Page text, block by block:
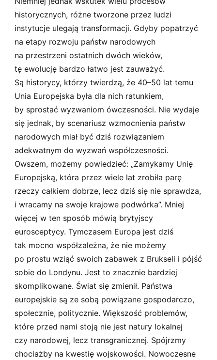
historycznych, różne tworzone przez ludzi
instytucje ulegają transformacji. Gdyby popatrzyć
na etapy rozwoju państw narodowych
na przestrzeni ostatnich dwóch wieków,
tę ewolucję bardzo łatwo jest zauważyć.
Są historycy, którzy twierdzą, że 40–50 lat temu
Unia Europejska była dla nich ratunkiem,
by sprostać wyzwaniom ówczesności. Nie wydaje
się jednak, by scenariusz wzmocnienia państw
narodowych miał być dziś rozwiązaniem
adekwatnym do wyzwań współczesności.
Owszem, możemy powiedzieć: „Zamykamy Unię
Europejską, która przez wiele lat zrobiła parę
rzeczy całkiem dobrze, lecz dziś się nie sprawdza,
i wracamy na swoje krajowe podwórka”. Mniej
więcej w ten sposób mówią brytyjscy
eurosceptycy. Tymczasem Europa jest dziś
tak mocno współzależna, że nie możemy
po prostu wziąć swoich zabawek z Brukseli i pójść
sobie do Londynu. Jest to znacznie bardziej
skomplikowane. Świat się zmienił. Państwa
europejskie są ze sobą powiązane gospodarczo,
społecznie, politycznie. Większość problemów,
które przed nami stoją nie jest natury lokalnej
czy narodowej, lecz transgranicznej. Spójrzmy
chociażby na kwestię wojskowości. Nowoczesne